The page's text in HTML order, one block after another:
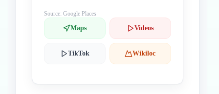
Source: Google Places
Maps Videos
TikTok Wikiloc